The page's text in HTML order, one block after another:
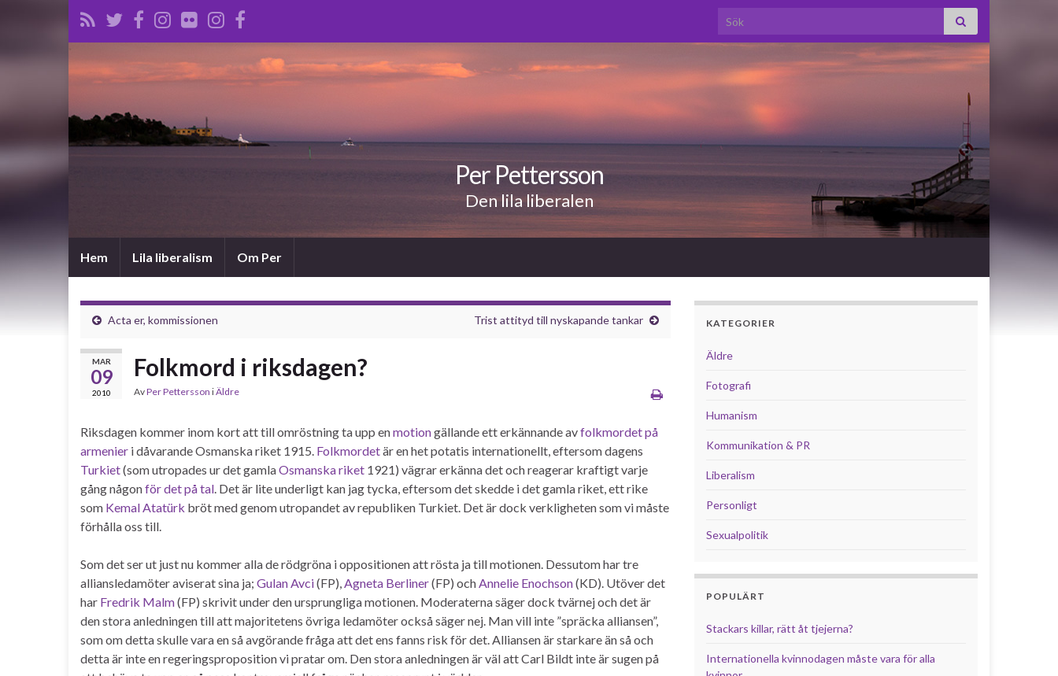
Search for:
Per Pettersson
Den lila liberalen
Hem Lila liberalism Om Per
Acta er, kommissionen Trist attityd till nyskapande tankar
MAR
09
2010
Folkmord i riksdagen?
AvPer Pettersson iÄldre
Riksdagen kommer inom kort att till omröstning ta upp enmotiongällande ett erkännande avfolkmordet på
armenier i dåvarande Osmanska riket 1915. Folkmordetär en het potatis internationellt, eftersom dagens
Turkiet(som utropades ur det gamlaOsmanska riket 1921) vägrar erkänna det och reagerar kraftigt varje
gång någonför det på tal. Det är lite underligt kan jag tycka, eftersom det skedde i det gamla riket, ett rike
som Kemal Atatürk bröt med genom utropandet av republiken Turkiet. Det är dock verkligheten som vi måste
förhålla oss till.
Som det ser ut just nu kommer alla de rödgröna i oppositionen att rösta ja till motionen. Dessutom har tre
alliansledamöter aviserat sina ja; Gulan Avci(FP),Agneta Berliner(FP) ochAnnelie Enochson(KD). Utöver det
har Fredrik Malm(FP) skrivit under den ursprungliga motionen. Moderaterna säger dock tvärnej och det är
den stora anledningen till att majoritetens övriga ledamöter också säger nej. Man vill inte ”spräcka alliansen”,
som om detta skulle vara en så avgörande fråga att det ens fanns risk för det. Alliansen är starkare än så och
detta är inte en regeringsproposition vi pratar om. Den stora anledningen är väl att Carl Bildt inte är sugen på
KATEGORIER
Äldre
Fotografi
Humanism
Kommunikation & PR
Liberalism
Personligt
Sexualpolitik
POPULÄRT
Stackars killar, rätt åt tjejerna?
Internationella kvinnodagen måste vara för alla